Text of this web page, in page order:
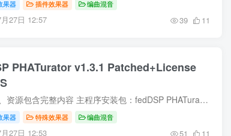
果器 插件效果器 编曲混音
27日 12:57 39 11
PHATurator v1.3.1 Patched+License
简介 一、资源包含完整内容 主程序安装包：fedDSP PHATurator v1.3.1 macOS 原生安装程序，适配 Mac 音频插件标准封装 授权文件 License：对应 v1.3.1 版本专属授权证书文件，用于完成插件注册...
果器 特殊效果器 编曲混音
27日 12:53 51 11